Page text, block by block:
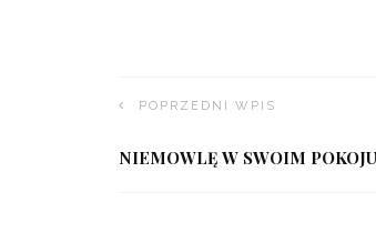
POPRZEDNI WPIS
NIEMOWLĘ W SWOIM